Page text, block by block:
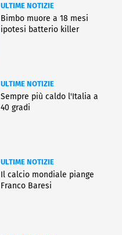
ULTIME NOTIZIE
Bimbo muore a 18 mesi
ipotesi batterio killer
ULTIME NOTIZIE
Sempre più caldo l'Italia a
40 gradi
ULTIME NOTIZIE
Il calcio mondiale piange
Franco Baresi